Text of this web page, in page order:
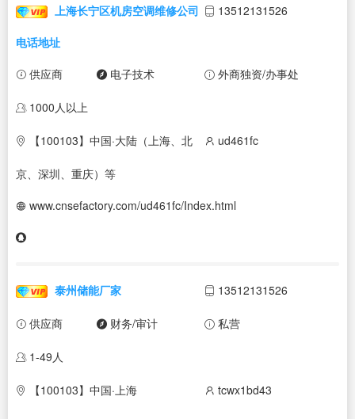
上海长宁区机房空调维修公司
电话地址
13512131526
供应商 电子技术 外商独资/办事处
1000人以上
【100103】中国·大陆（上海、北
京、深圳、重庆）等
ud461fc
www.cnsefactory.com/ud461fc/Index.html
泰州储能厂家 13512131526
供应商 财务/审计 私营
1-49人
【100103】中国·上海 tcwx1bd43